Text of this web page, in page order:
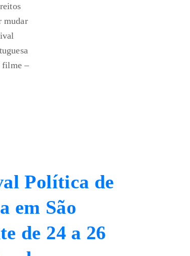
mudar
filme –
Política de
em São
de 24 a 26